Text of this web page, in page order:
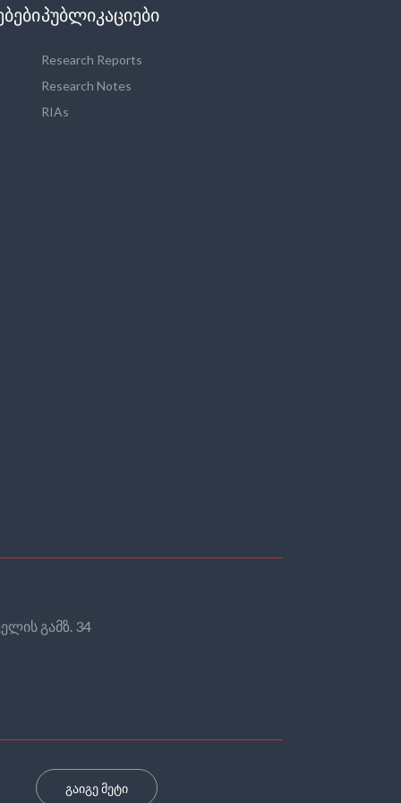
ᲞᲣᲑᲚᲘᲙᲐᲪᲘᲔᲑᲘ
Research Reports
Research Notes
RIAs
გამზ. 34
გაიგე მეტი